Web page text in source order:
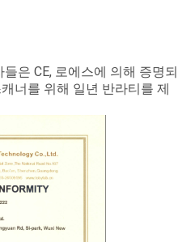
은 CE, 로에스에 의해 증명되
너를 위해 일년 반라티를 제